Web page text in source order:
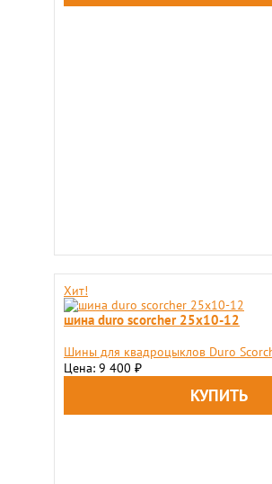
Хит!
шина duro scorcher 25x10-12
Шины для квадроцыклов Duro
Цена: 9 400 ₽